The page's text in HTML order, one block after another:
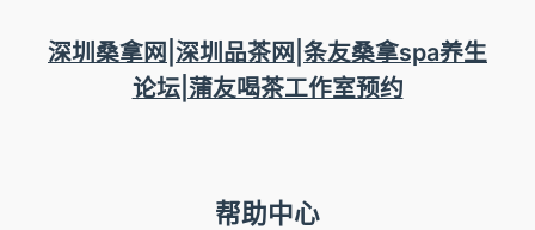
深圳桑拿网|深圳品茶网|条友桑拿spa养生
论坛|蒲友喝茶工作室预约
帮助中心